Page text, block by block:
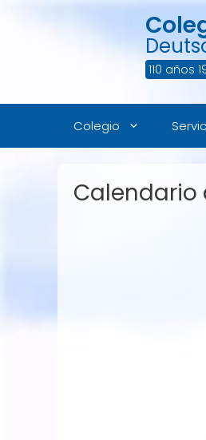
110 años
Colegio
Calendario